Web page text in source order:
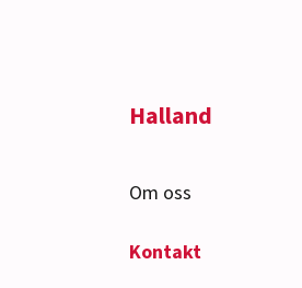
Halland
Om oss
Kontakt